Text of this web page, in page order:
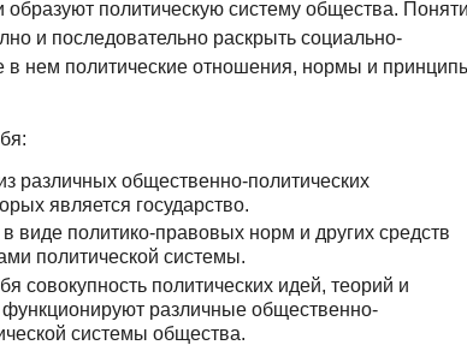
политическую систему общества.
и последовательно раскрыть социально-
нем политические отношения, нормы и
различных общественно-политических
является государство.
политико-правовых норм и других средств
политической системы.
совокупность политических идей, теорий и
различные общественно-
системы общества.